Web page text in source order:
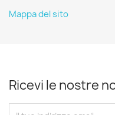
Mappa del sito
Ricevi le nostre